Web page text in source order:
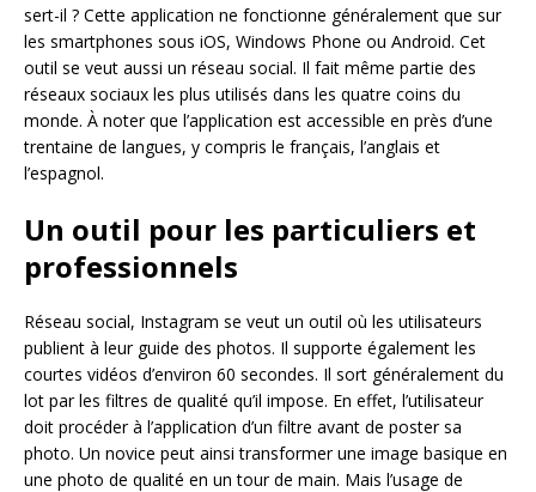
sert-il ? Cette application ne fonctionne généralement que sur
les smartphones sous iOS, Windows Phone ou Android. Cet
outil se veut aussi un réseau social. Il fait même partie des
réseaux sociaux les plus utilisés dans les quatre coins du
monde. À noter que l’application est accessible en près d’une
trentaine de langues, y compris le français, l’anglais et
l’espagnol.
Un outil pour les particuliers et
professionnels
Réseau social, Instagram se veut un outil où les utilisateurs
publient à leur guide des photos. Il supporte également les
courtes vidéos d’environ 60 secondes. Il sort généralement du
lot par les filtres de qualité qu’il impose. En effet, l’utilisateur
doit procéder à l’application d’un filtre avant de poster sa
photo. Un novice peut ainsi transformer une image basique en
une photo de qualité en un tour de main. Mais l’usage de